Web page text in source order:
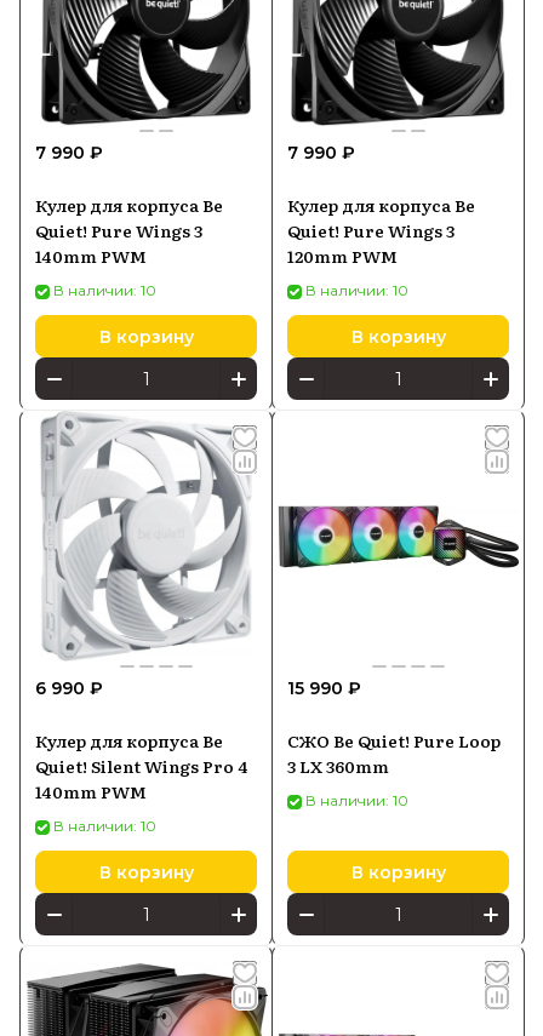
7 990 ₽
Кулер для корпуса Be
Quiet! Pure Wings 3
140mm PWM
В наличии: 10
В корзину
7 990 ₽
Кулер для корпуса Be
Quiet! Pure Wings 3
120mm PWM
В наличии: 10
В корзину
6 990 ₽
Кулер для корпуса Be
Quiet! Silent Wings Pro 4
140mm PWM
В наличии: 10
В корзину
15 990 ₽
СЖО Be Quiet! Pure Loop
3 LX 360mm
В наличии: 10
В корзину